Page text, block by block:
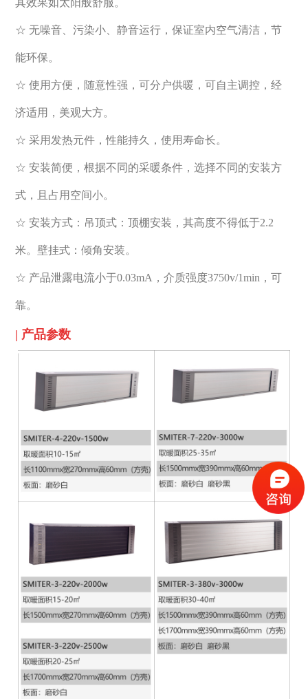
其效果如太阳般舒服。
☆ 无噪音、污染小、静音运行，保证室内空气清洁，节
能环保。
☆ 使用方便，随意性强，可分户供暖，可自主调控，经
济适用，美观大方。
☆ 采用发热元件，性能持久，使用寿命长。
☆ 安装简便，根据不同的采暖条件，选择不同的安装方
式，且占用空间小。
☆ 安装方式：吊顶式：顶棚安装，其高度不得低于2.2
米。壁挂式：倾角安装。
☆ 产品泄露电流小于0.03mA，介质强度3750v/1min，可
靠。
| 产品参数